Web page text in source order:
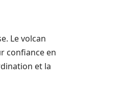
Le volcan
confiance en
et la